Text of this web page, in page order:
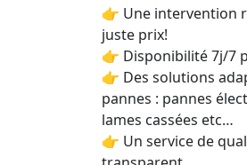
👉 Une intervention
juste prix!
👉 Disponibilité 7j/7
👉 Des solutions
pannes : pannes
lames cassées etc…
👉 Un service de